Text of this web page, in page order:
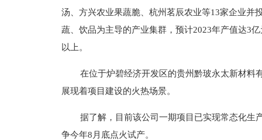
汤、方兴农业果蔬脆、杭州茗辰农业等13家企业并
蔬、饮品为主导的产业集群，预计2023年产值达3
以上。
在位于炉碧经济开发区的贵州黔玻永太新材料
展现着项目建设的火热场景。
据了解，目前该公司一期项目已实现常态化生
争今年8月底点火试产。